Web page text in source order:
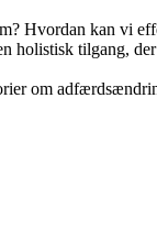
Hvordan kan vi
tilgang,
om